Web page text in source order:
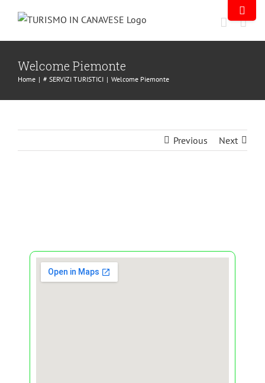
Welcome Piemonte
Home | # SERVIZI TURISTICI | Welcome Piemonte
Previous Next